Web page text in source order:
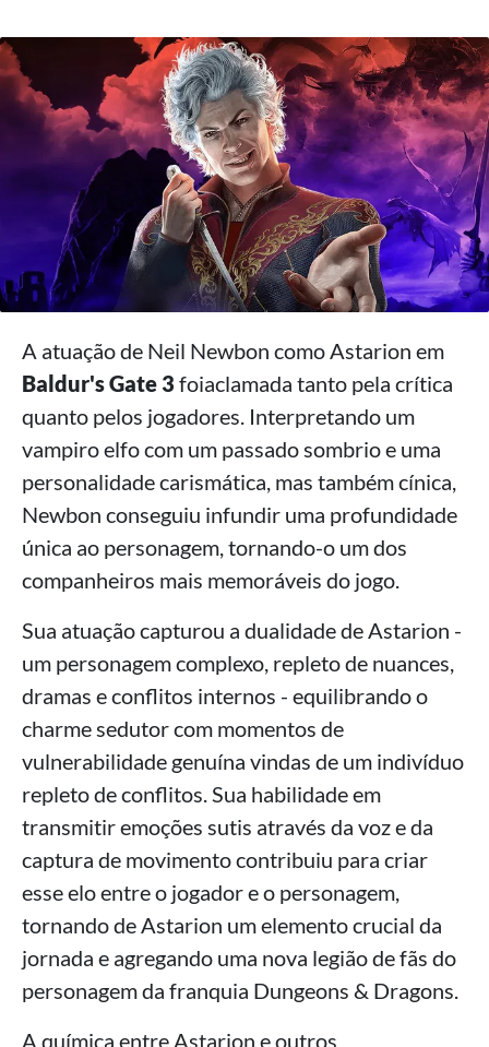
A atuação de Neil Newbon como Astarion em
Baldur's Gate 3 foiaclamada tanto pela crítica
quanto pelos jogadores. Interpretando um
vampiro elfo com um passado sombrio e uma
personalidade carismática, mas também cínica,
Newbon conseguiu infundir uma profundidade
única ao personagem, tornando-o um dos
companheiros mais memoráveis do jogo.
Sua atuação capturou a dualidade de Astarion -
um personagem complexo, repleto de nuances,
dramas e conflitos internos - equilibrando o
charme sedutor com momentos de
vulnerabilidade genuína vindas de um indivíduo
repleto de conflitos. Sua habilidade em
transmitir emoções sutis através da voz e da
captura de movimento contribuiu para criar
esse elo entre o jogador e o personagem,
tornando de Astarion um elemento crucial da
jornada e agregando uma nova legião de fãs do
personagem da franquia Dungeons & Dragons.
A química entre Astarion e outros